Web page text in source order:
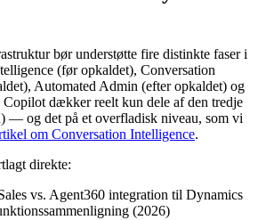
bør understøtte fire distinkte faser i
(før opkaldet), Conversation
Automated Admin (efter opkaldet) og
dækker reelt kun dele af den tredje
— og det på et overfladisk niveau, som vi
om Conversation Intelligence.
direkte:
vs. Agent360 integration til Dynamics
(2026)